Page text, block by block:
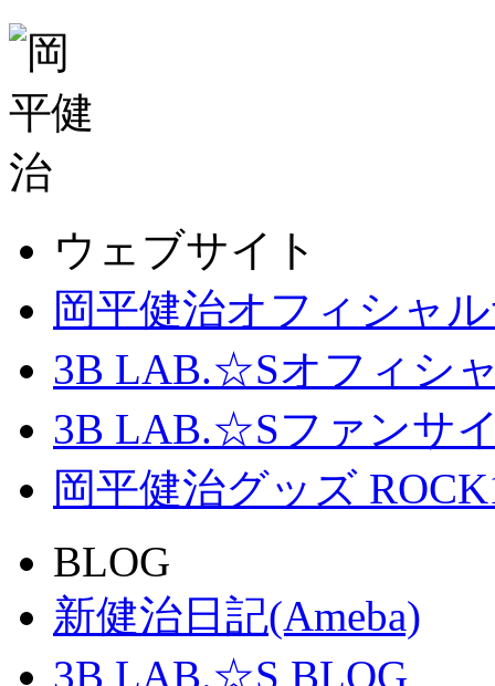
ウェブサイト
岡平健治オフィシャ
3B LAB.☆Sオフィシ
3B LAB.☆Sファンサイ
岡平健治グッズ
BLOG
新健治日記(Ameba)
3B LAB.☆S BLOG